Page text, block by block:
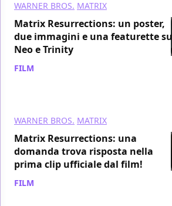
WARNER BROS. MATRIX
Matrix Resurrections: un poster,
due immagini e una featurette su
Neo e Trinity
FILM
WARNER BROS. MATRIX
Matrix Resurrections: una
domanda trova risposta nella
prima clip ufficiale dal film!
FILM